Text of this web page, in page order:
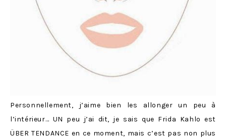
Personnellement, j’aime bien les allonger un peu à
l’intérieur… UN peu j’ai dit, je sais que Frida Kahlo est
ÜBER TENDANCE en ce moment, mais c’est pas non plus